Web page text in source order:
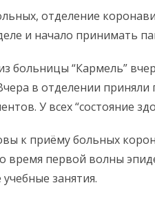
отделение
и начало принимать
больницы “Кармель”
в отделении приняли
У всех “состояние
к приёму больных
время первой волны
занятия.